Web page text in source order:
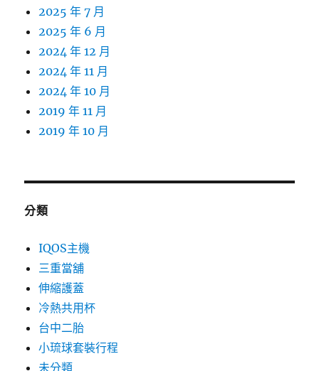
2025 年 7 月
2025 年 6 月
2024 年 12 月
2024 年 11 月
2024 年 10 月
2019 年 11 月
2019 年 10 月
分類
IQOS主機
三重當舖
伸縮護蓋
冷熱共用杯
台中二胎
小琉球套裝行程
未分類